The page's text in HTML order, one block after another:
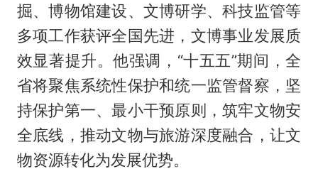
掘、博物馆建设、文博研学、科技监管等
多项工作获评全国先进，文博事业发展质
效显著提升。他强调，“十五五”期间，全
省将聚焦系统性保护和统一监管督察，坚
持保护第一、最小干预原则，筑牢文物安
全底线，推动文物与旅游深度融合，让文
物资源转化为发展优势。